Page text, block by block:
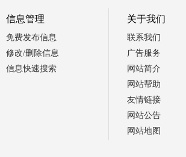
信息管理
免费发布信息
修改/删除信息
信息快速搜索
关于我们
联系我们
广告服务
网站简介
网站帮助
友情链接
网站公告
网站地图